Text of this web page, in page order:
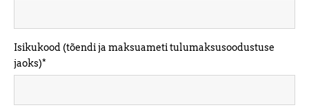
Isikukood (tõendi ja maksuameti tulumaksusoodustuse
jaoks)